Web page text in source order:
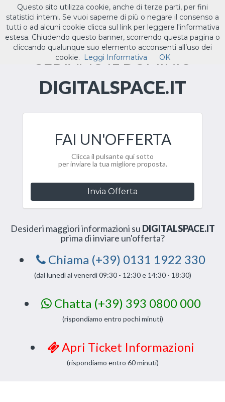
Toggle
ILTUO.IT
CEDIAMO IL DOMINIO
DIGITALSPACE.IT
FAI UN'OFFERTA
Clicca il pulsante qui sotto
per inviare la tua migliore proposta.
Invia Offerta
Desideri maggiori informazioni su DIGITALSPACE.IT
prima di inviare un'offerta?
Chiama (+39) 0131 1922 330
(dal lunedì al venerdì 09:30 - 12:30 e 14:30 - 18:30)
Chatta (+39) 393 0800 000
(rispondiamo entro pochi minuti)
Apri Ticket Informazioni
(rispondiamo entro 60 minuti)
Questo sito utilizza cookie, anche di terze parti, per fini
statistici interni. Se vuoi saperne di più o negare il consenso a
tutti o ad alcuni cookie clicca sul link per leggere l'informativa
estesa. Chiudendo questo banner, scorrendo questa pagina o
cliccando qualunque suo elemento acconsenti all’uso dei
cookie.
Leggi Informativa OK